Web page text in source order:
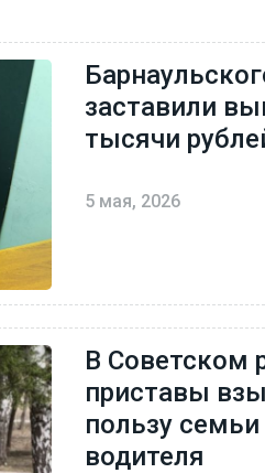
заставили
тысячи
5 мая, 2026
В Советском
приставы
пользу
водителя